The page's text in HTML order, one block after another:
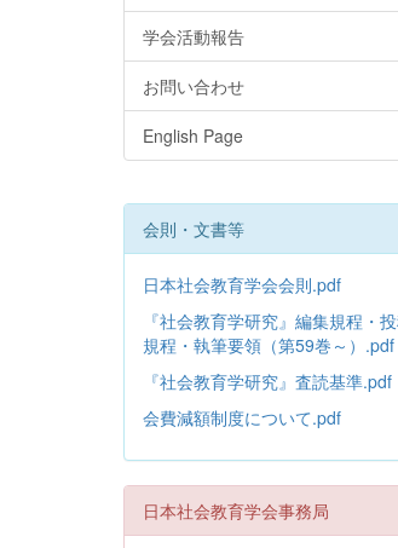
学会活動報告
お問い合わせ
English Page
会則・文書等
日本社会教育学会会則.pdf
『社会教育学研究』編集規程・
規程・執筆要領（第59巻～）.pdf
『社会教育学研究』査読基準.pdf
会費減額制度について.pdf
日本社会教育学会事務局